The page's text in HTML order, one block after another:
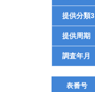
提供分類3
提供周期
調査年月
表番号